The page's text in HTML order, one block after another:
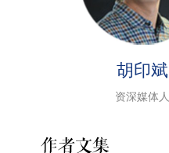
胡印斌
资深媒体人